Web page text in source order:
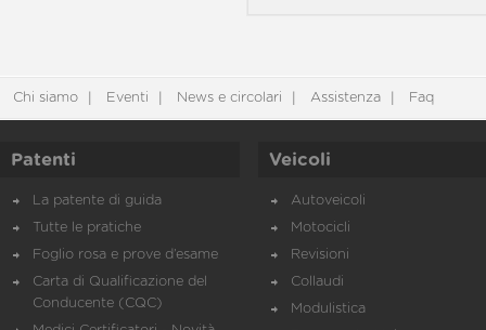
Chi siamo Eventi News e circolari Assistenza Faq
Patenti
La patente di guida
Tutte le pratiche
Foglio rosa e prove d’esame
Carta di Qualificazione del
Conducente (CQC)
Veicoli
Autoveicoli
Motocicli
Revisioni
Collaudi
Modulistica